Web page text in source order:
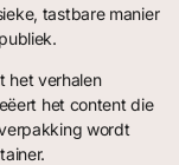
tastbare manier
het verhalen
het content die
wordt